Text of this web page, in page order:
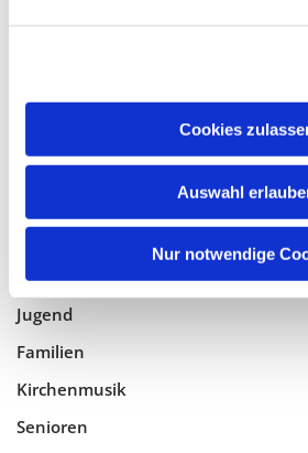
Cookies
Auswahl
Nur notwendige
Gottesdienste
Taufe, Kommunion & Trauung
Pfarreileben
Jugend
Familien
Kirchenmusik
Senioren